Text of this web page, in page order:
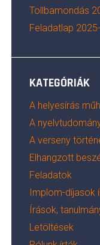
Tollbamondás
Feladatlap
KATEGÓRIÁK
A helyesírás
A
A verseny
Elhangzott
Feladatok
Implom-díjasok
Írások,
Letöltések